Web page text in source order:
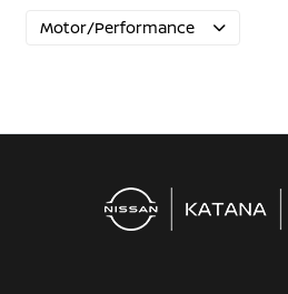
Motor/Performance